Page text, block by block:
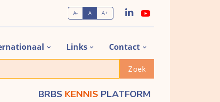
A- A A+
Links Contact
Zoek
BRBS KENNIS PLATFORM